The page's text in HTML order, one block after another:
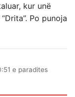
kur unë
Po punoja
e paradites